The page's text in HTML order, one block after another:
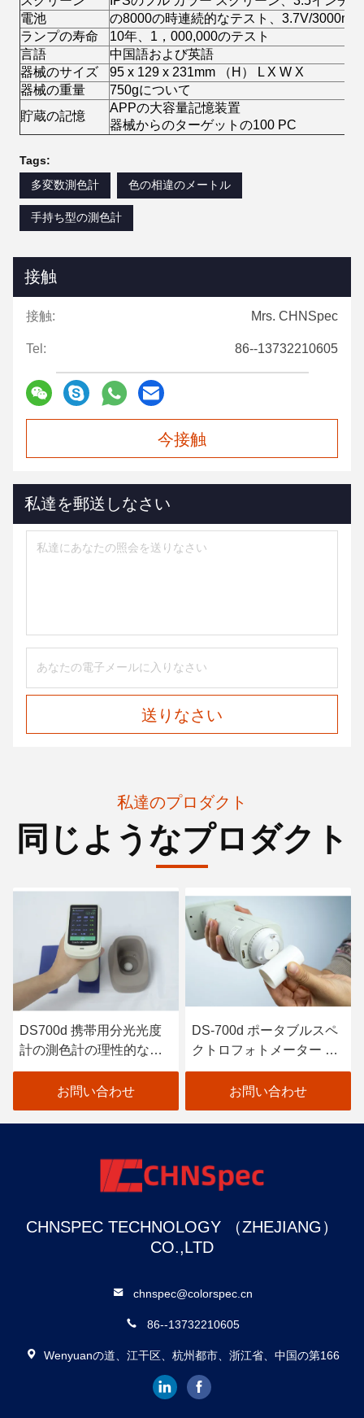
電池
の8000の時連続的なテスト、3.7V/
ランプの寿命
10年、1，000,000のテスト
言語
中国語および英語
器械のサイズ
95 x 129 x 231mm （H） L X W X
器械の重量
750gについて
貯蔵の記憶
APPの大容量記憶装置
器械からのターゲットの100 PC
Tags:
多変数測色計
色の相違のメートル
手持ち型の測色計
接触
接触: Mrs. CHNSpec
Tel: 86--13732210605
今接触
私達を郵送しなさい
送りなさい
私達のプロダクト
同じようなプロダクト
率
DS-700d ポータブルスペ
クトロフォトメーター カ
ラーメーター 30+ 測定パ
ラメーター 37 評価光源
お問い合わせ
DS-700d ポータブルスペ
クトロフォトメーター プ
ラスチック塗装コーティ
ング繊維産業用色計
お問い合わせ
CHNSPEC TECHNOLOGY （ZHEJIANG）
CO.,LTD
chnspec@colorspec.cn
86--13732210605
Wenyuanの道、江干区、杭州都市、浙江省、中国の第166